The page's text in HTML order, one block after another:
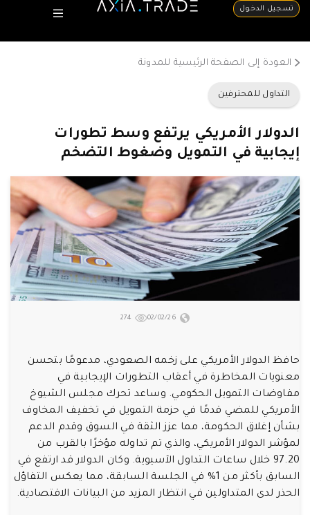
تسجيل الدخول
العودة إلى الصفحة الرئيسية للمدونة
التداول للمحترفين
الدولار الأمريكي يرتفع وسط تطورات
إيجابية في التمويل وضغوط التضخم
02/02/26
274
حافظ الدولار الأمريكي على زخمه الصعودي، مدعومًا بتحسن
معنويات المخاطرة في أعقاب التطورات الإيجابية في
مفاوضات التمويل الحكومي. وساعد تحرك مجلس الشيوخ
الأمريكي للمضي قدمًا في حزمة التمويل في تخفيف المخاوف
بشأن إغلاق الحكومة، مما عزز الثقة في السوق وقدم الدعم
لمؤشر الدولار الأمريكي، والذي تم تداوله مؤخرًا بالقرب من
97.20 خلال ساعات التداول الآسيوية. وكان الدولار قد ارتفع في
السابق بأكثر من 1% في الجلسة السابقة، مما يعكس التفاؤل
الحذر لدى المتداولين في انتظار المزيد من البيانات الاقتصادية.